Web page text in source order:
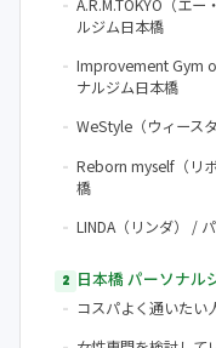
A.R.M.TOKYO（エ
ルジム日本橋
Improvement Gym
ナルジム日本橋
WeStyle（ウィース
Reborn myself（リ
橋
LINDA（リンダ） /
日本橋 パーソナル
コスパよく通いたい